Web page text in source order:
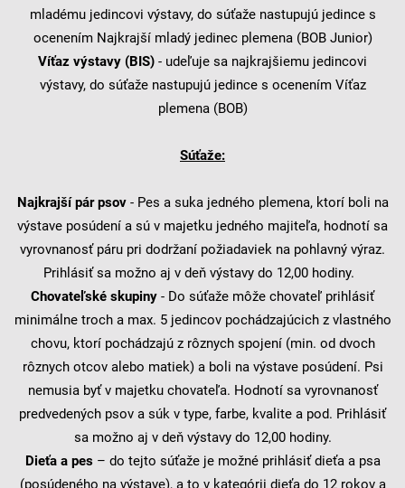
mladému jedincovi výstavy, do súťaže nastupujú jedince s
ocenením Najkrajší mladý jedinec plemena (BOB Junior)
Víťaz výstavy (BIS) - udeľuje sa najkrajšiemu jedincovi
výstavy, do súťaže nastupujú jedince s ocenením Víťaz
plemena (BOB)
Súťaže:
Najkrajší pár psov- Pes a suka jedného plemena, ktorí boli na
výstave posúdení a sú v majetku jedného majiteľa, hodnotí sa
vyrovnanosť páru pri dodržaní požiadaviek na pohlavný výraz.
Prihlásiť sa možno aj v deň výstavy do 12,00 hodiny.
Chovateľské skupiny - Do súťaže môže chovateľ prihlásiť
minimálne troch a max. 5 jedincov pochádzajúcich z vlastného
chovu, ktorí pochádzajú z rôznych spojení (min. od dvoch
rôznych otcov alebo matiek) a boli na výstave posúdení. Psi
nemusia byť v majetku chovateľa. Hodnotí sa vyrovnanosť
predvedených psov a súk v type, farbe, kvalite a pod. Prihlásiť
sa možno aj v deň výstavy do 12,00 hodiny.
Dieťa a pes– do tejto súťaže je možné prihlásiť dieťa a psa
(posúdeného na výstave), a to v kategórii dieťa do 12 rokov a